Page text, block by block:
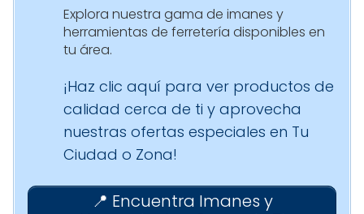
Explora nuestra gama de imanes y
herramientas de ferretería disponibles en
tu área.
¡Haz clic aquí para ver productos de
calidad cerca de ti y aprovecha
nuestras ofertas especiales en Tu
Ciudad o Zona!
📍 Encuentra Imanes y